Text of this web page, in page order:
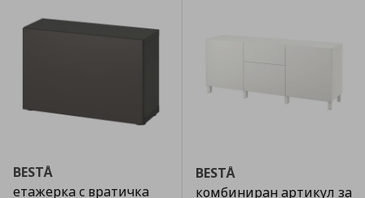
BESTÅ
етажерка с вратичка
BESTÅ
комбиниран артикул за